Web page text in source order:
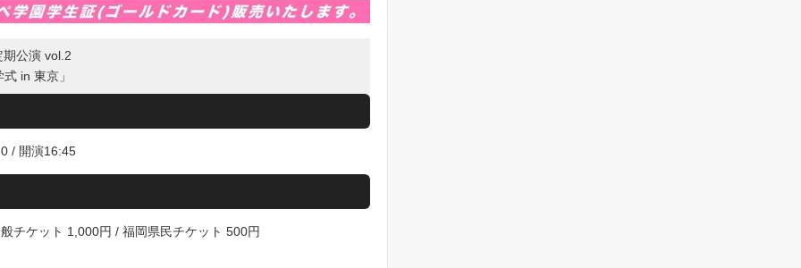
公演 vol.2
in 東京」
/ 開演16:45
チケット 1,000円 / 福岡県民チケット 500円